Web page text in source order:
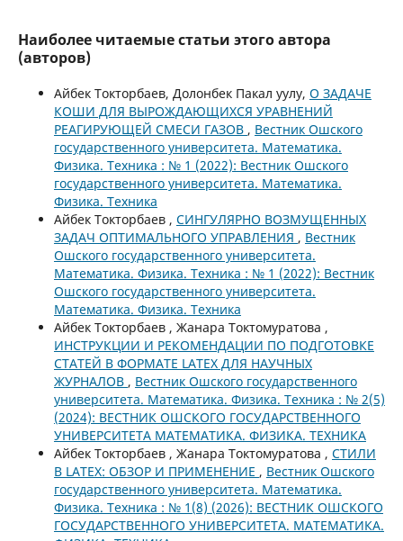
Наиболее читаемые статьи этого автора
(авторов)
Айбек Токторбаев, Долонбек Пакал уулу, О ЗАДАЧЕ
КОШИ ДЛЯ ВЫРОЖДАЮЩИХСЯ УРАВНЕНИЙ
РЕАГИРУЮЩЕЙ СМЕСИ ГАЗОВ , Вестник Ошского
государственного университета. Математика.
Физика. Техника : № 1 (2022): Вестник Ошского
государственного университета. Математика.
Физика. Техника
Айбек Токторбаев , СИНГУЛЯРНО ВОЗМУЩЕННЫХ
ЗАДАЧ ОПТИМАЛЬНОГО УПРАВЛЕНИЯ , Вестник
Ошского государственного университета.
Математика. Физика. Техника : № 1 (2022): Вестник
Ошского государственного университета.
Математика. Физика. Техника
Айбек Токторбаев , Жанара Токтомуратова ,
ИНСТРУКЦИИ И РЕКОМЕНДАЦИИ ПО ПОДГОТОВКЕ
СТАТЕЙ В ФОРМАТЕ LATEX ДЛЯ НАУЧНЫХ
ЖУРНАЛОВ , Вестник Ошского государственного
университета. Математика. Физика. Техника : № 2(5)
(2024): ВЕСТНИК ОШСКОГО ГОСУДАРСТВЕННОГО
УНИВЕРСИТЕТА МАТЕМАТИКА. ФИЗИКА. ТЕХНИКА
Айбек Токторбаев , Жанара Токтомуратова , СТИЛИ
В LATEX: ОБЗОР И ПРИМЕНЕНИЕ , Вестник Ошского
государственного университета. Математика.
Физика. Техника : № 1(8) (2026): ВЕСТНИК ОШСКОГО
ГОСУДАРСТВЕННОГО УНИВЕРСИТЕТА. МАТЕМАТИКА.